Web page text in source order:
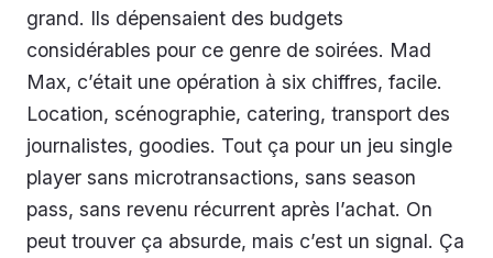
grand. Ils dépensaient des budgets
considérables pour ce genre de soirées. Mad
Max, c’était une opération à six chiffres, facile.
Location, scénographie, catering, transport des
journalistes, goodies. Tout ça pour un jeu single
player sans microtransactions, sans season
pass, sans revenu récurrent après l’achat. On
peut trouver ça absurde, mais c’est un signal. Ça